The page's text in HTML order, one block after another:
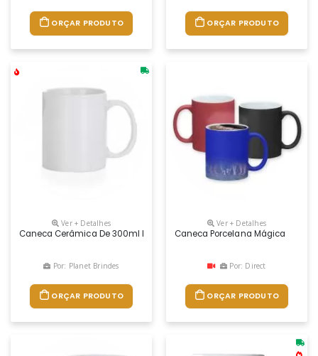
ORÇAR PRODUTO ORÇAR PRODUTO
Ver + Detalhes
Caneca Cerâmica De 300ml Personalizada Em Sublimação.
Por: Planet Brindes
ORÇAR PRODUTO
Ver + Detalhes
Caneca Porcelana Mágica
Por: Direct
ORÇAR PRODUTO